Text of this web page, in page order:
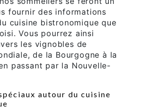
fournir des informations
cuisine bistronomique que
Vous pourrez ainsi
les vignobles de
de la Bourgogne à la
passant par la Nouvelle-
autour du cuisine